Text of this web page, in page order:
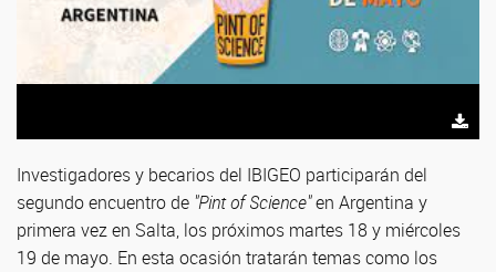
Investigadores y becarios del IBIGEO participarán del
segundo encuentro de "Pint of Science"en Argentina y
primera vez en Salta, los próximos martes 18 y miércoles
19 de mayo. En esta ocasión tratarán temas como los